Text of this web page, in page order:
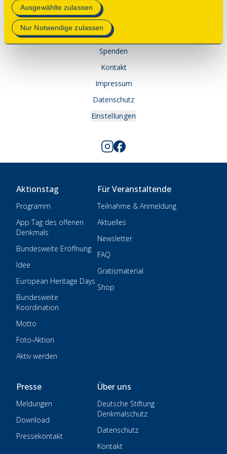
Mehr Informationen finden Sie in unserer
Datenschutzerklärung.
Ausgewählte zulassen
Nur Notwendige zulassen
© 2025 Deutsche Stiftung Denkmalschutz • Schlegelstraße
1 • 53113 Bonn
Spenden
Kontakt
Impressum
Datenschutz
Einstellungen
Aktionstag
Programm
App Tag des offenen
Denkmals
Bundesweite Eröffnung
Idee
European Heritage Days
Bundesweite
Koordination
Motto
Foto-Aktion
Aktiv werden
Für Veranstaltende
Teilnahme & Anmeldung
Aktuelles
Newsletter
FAQ
Gratismaterial
Shop
Presse
Meldungen
Download
Pressekontakt
Über uns
Deutsche Stiftung
Denkmalschutz
Datenschutz
Kontakt